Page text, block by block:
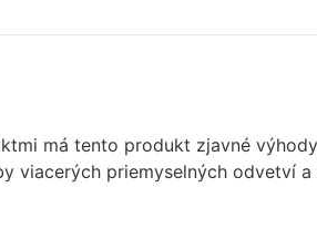
má tento produkt zjavné
viacerých priemyselných odvetví